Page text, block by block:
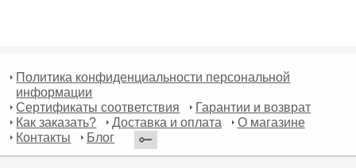
Политика конфиденциальности персональной
информации
Сертификаты соответствия
Гарантии и возврат
Как заказать?
Доставка и оплата
О магазине
Контакты
Блог